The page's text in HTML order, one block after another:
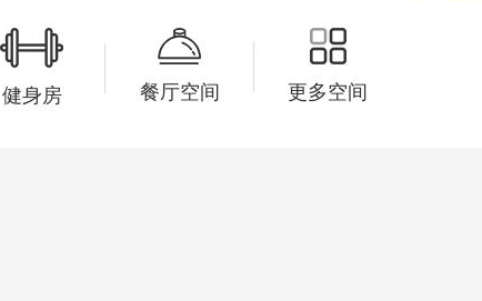
58分钟前
陈小姐已预约 137****0909
2小时前
张小姐已预约 131****5893
健身房 餐厅空间 更多空间